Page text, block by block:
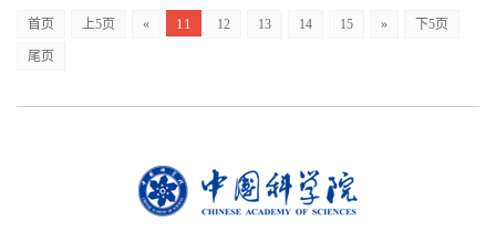
首页 上5页 « 11 12 13 14 15 » 下5页
尾页